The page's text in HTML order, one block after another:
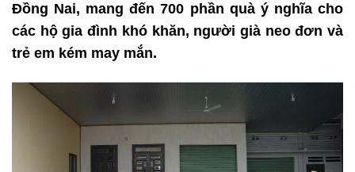
Đồng Nai, mang đến 700 phần quà ý nghĩa cho
các hộ gia đình khó khăn, người già neo đơn và
trẻ em kém may mắn.